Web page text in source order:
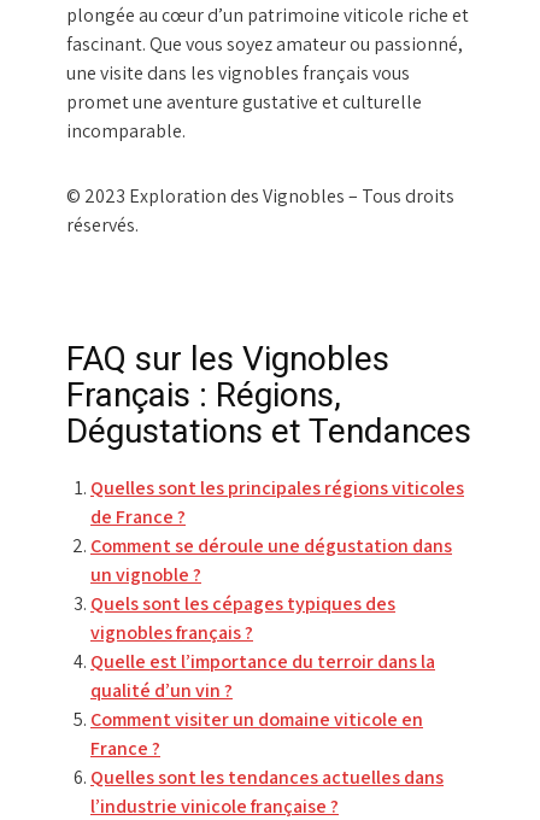
plongée au cœur d’un patrimoine viticole riche et
fascinant. Que vous soyez amateur ou passionné,
une visite dans les vignobles français vous
promet une aventure gustative et culturelle
incomparable.
© 2023 Exploration des Vignobles – Tous droits
réservés.
FAQ sur les Vignobles
Français : Régions,
Dégustations et Tendances
Quelles sont les principales régions viticoles
de France ?
Comment se déroule une dégustation dans
un vignoble ?
Quels sont les cépages typiques des
vignobles français ?
Quelle est l’importance du terroir dans la
qualité d’un vin ?
Comment visiter un domaine viticole en
France ?
Quelles sont les tendances actuelles dans
l’industrie vinicole française ?